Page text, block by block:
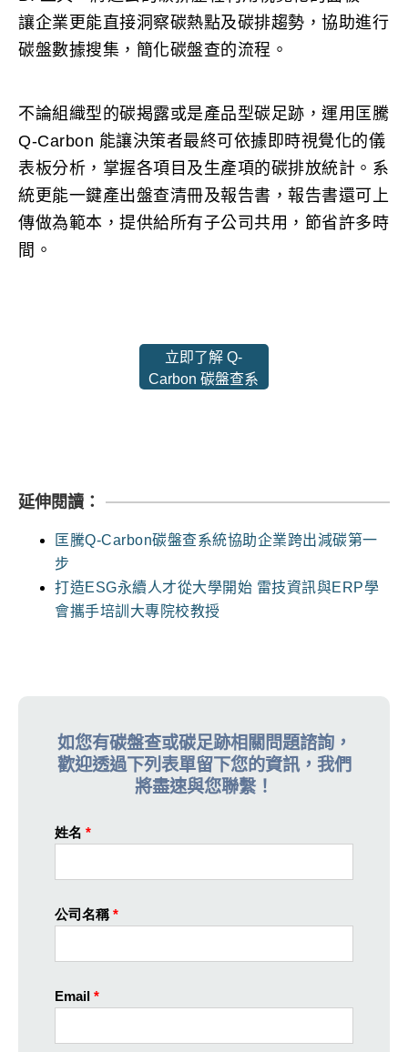
讓企業更能直接洞察碳熱點及碳排趨勢，協助進行
碳盤數據搜集，簡化碳盤查的流程。
不論組織型的碳揭露或是產品型碳足跡，運用匡騰
Q-Carbon 能讓決策者最終可依據即時視覺化的儀
表板分析，掌握各項目及生產項的碳排放統計。系
統更能一鍵產出盤查清冊及報告書，報告書還可上
傳做為範本，提供給所有子公司共用，節省許多時
間。
立即了解 Q-
Carbon 碳盤查系
延伸閱讀：
匡騰Q-Carbon碳盤查系統協助企業跨出減碳第一
步
打造ESG永續人才從大學開始 雷技資訊與ERP學
會攜手培訓大專院校教授
如您有碳盤查或碳足跡相關問題諮詢，
歡迎透過下列表單留下您的資訊，我們
將盡速與您聯繫！
姓名 *
公司名稱*
Email *